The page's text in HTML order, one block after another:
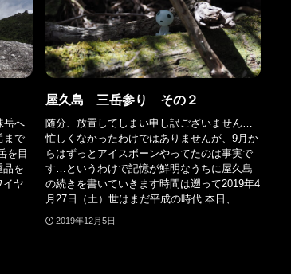
岳へ
まで
を目
品を
イヤ
屋久島 三岳参り その２
随分、放置してしまい申し訳ございません…
忙しくなかったわけではありませんが、9月か
らはずっとアイスボーンやってたのは事実で
す…というわけで記憶が鮮明なうちに屋久島
の続きを書いていきます時間は遡って2019年4
月27日（土）世はまだ平成の時代 本日、...
2019年12月5日